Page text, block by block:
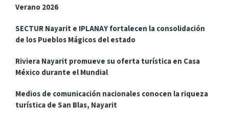
Verano 2026
SECTUR Nayarit e IPLANAY fortalecen la consolidación
de los Pueblos Mágicos del estado
Riviera Nayarit promueve su oferta turística en Casa
México durante el Mundial
Medios de comunicación nacionales conocen la riqueza
turística de San Blas, Nayarit